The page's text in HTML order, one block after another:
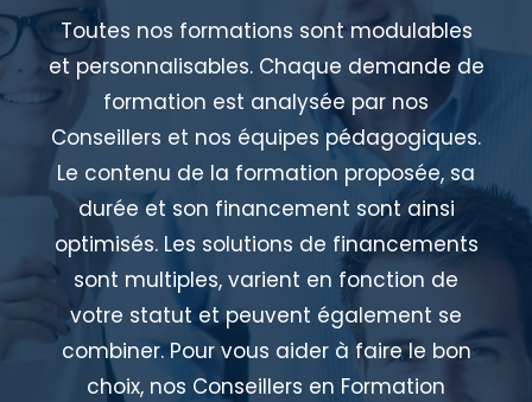
Toutes nos formations sont modulables
et personnalisables. Chaque demande de
formation est analysée par nos
Conseillers et nos équipes pédagogiques.
Le contenu de la formation proposée, sa
durée et son financement sont ainsi
optimisés. Les solutions de financements
sont multiples, varient en fonction de
votre statut et peuvent également se
combiner. Pour vous aider à faire le bon
choix, nos Conseillers en Formation